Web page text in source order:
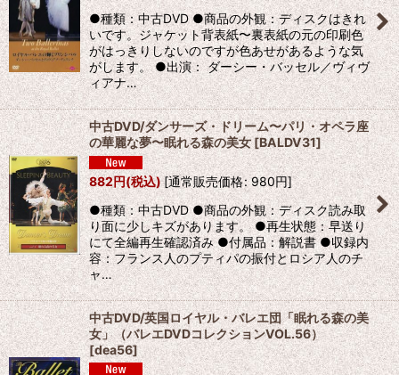
●種類：中古DVD ●商品の外観：ディスクはきれ
いです。ジャケット背表紙〜裏表紙の元の印刷色
がはっきりしないのですが色あせがあるような気
がします。 ●出演： ダーシー・バッセル／ヴィヴ
ィアナ…
中古DVD/ダンサーズ・ドリーム〜パリ・オペラ座
の華麗な夢〜眠れる森の美女[BALDV31]
882円(税込)[通常販売価格: 980円]
●種類：中古DVD ●商品の外観：ディスク読み取
り面に少しキズがあります。 ●再生状態：早送り
にて全編再生確認済み ●付属品：解説書 ●収録内
容：フランス人のプティパの振付とロシア人のチ
ャ…
中古DVD/英国ロイヤル・バレエ団「眠れる森の美
女」（バレエDVDコレクションVOL.56）
[dea56]